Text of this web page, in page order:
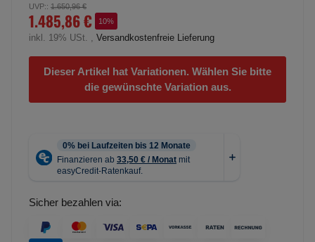
UVP:: 1.650,96 €
1.485,86 € 10%
inkl. 19% USt. , Versandkostenfreie Lieferung
Dieser Artikel hat Variationen. Wählen Sie bitte
die gewünschte Variation aus.
Sicher bezahlen via: